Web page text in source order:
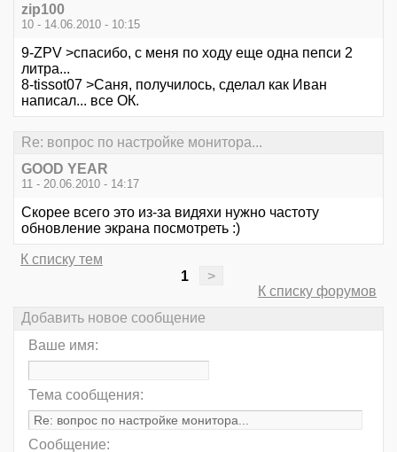
zip100
10 - 14.06.2010 - 10:15
9-ZPV >спасибо, с меня по ходу еще одна пепси 2
литра...
8-tissot07 >Саня, получилось, сделал как Иван
написал... все ОК.
Re: вопрос по настройке монитора...
GOOD YEAR
11 - 20.06.2010 - 14:17
Скорее всего это из-за видяхи нужно частоту
обновление экрана посмотреть :)
К списку тем
1
>
К списку форумов
Добавить новое сообщение
Ваше имя:
Тема сообщения:
Сообщение: